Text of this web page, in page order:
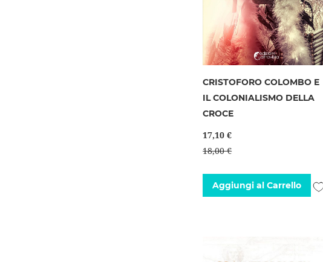
CRISTOFORO COLOMBO E
IL COLONIALISMO DELLA
CROCE
17,10 €
18,00 €
Aggiungi al Carrello